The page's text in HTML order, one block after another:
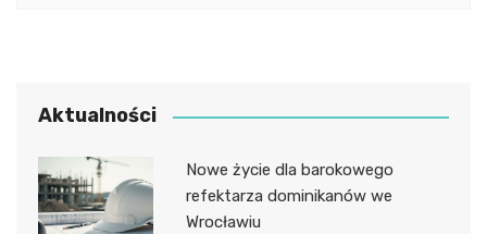
Aktualności
Nowe życie dla barokowego
refektarza dominikanów we
Wrocławiu